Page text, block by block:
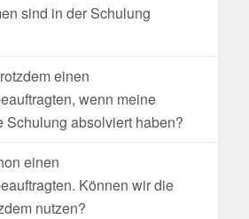
sind in der Schulung
einen
wenn meine
Schulung absolviert haben?
einen
Können wir die
nutzen?